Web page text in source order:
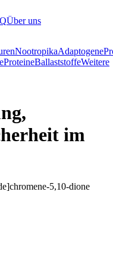
Über uns
NootropikaAdaptogene
ProteineBallaststoffeWeitere
im
5,10-dione